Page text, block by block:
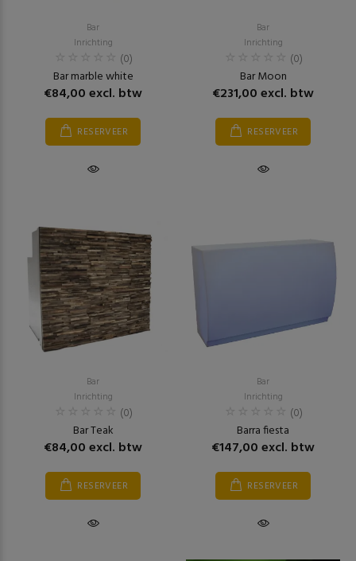
Bar
Inrichting
(0)
Bar marble white
€84,00 excl. btw
RESERVEER
Bar
Inrichting
(0)
Bar Moon
€231,00 excl. btw
RESERVEER
Bar
Inrichting
(0)
Bar Teak
€84,00 excl. btw
RESERVEER
Bar
Inrichting
(0)
Barra fiesta
€147,00 excl. btw
RESERVEER